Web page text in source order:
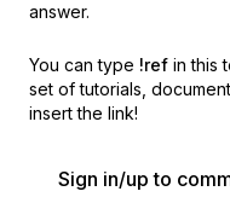
answer.
You can type !ref in this
set of tutorials,
insert the link!
Sign in/up to